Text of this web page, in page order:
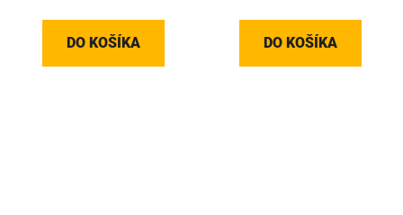
DO KOŠÍKA DO KOŠÍKA